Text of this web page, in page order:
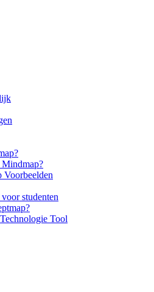
Mindmap?
Voorbeelden
studenten
Tool